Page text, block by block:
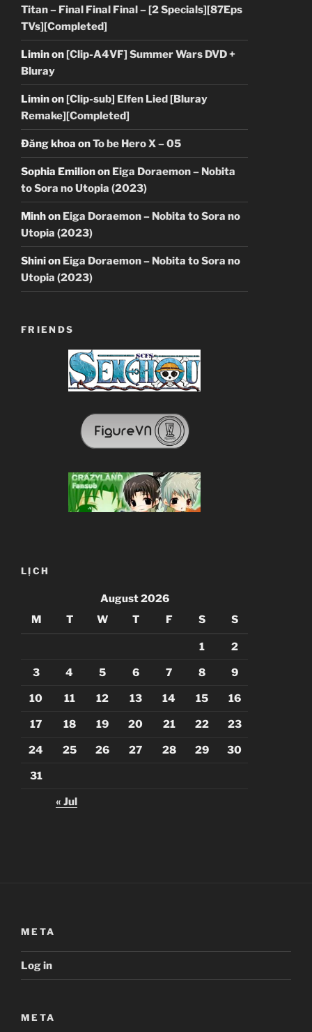
Titan – Final Final Final – [2 Specials][87Eps
TVs][Completed]
Liminon[Clip-A4VF] Summer Wars DVD +
Bluray
Liminon[Clip-sub] Elfen Lied [Bluray
Remake][Completed]
Đăng khoa onTo be Hero X – 05
Sophia Emilionon Eiga Doraemon – Nobita
to Sora no Utopia (2023)
Minhon Eiga Doraemon – Nobita to Sora no
Utopia (2023)
Shinion Eiga Doraemon – Nobita to Sora no
Utopia (2023)
FRIENDS
LỊCH
August 2026
M
T W T F S S
1 2
3 4 5 6 7 8 9
10 11 12 13 14 15 16
17 18 19 20 21 22 23
24 25 26 27 28 29 30
31
« Jul
META
Log in
META